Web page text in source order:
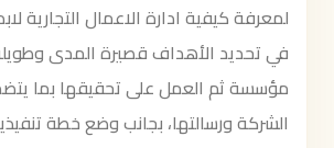
لمعرفة كيفية ادارة الاعمال التجارية
في تحديد الأهداف قصيرة المدى
مؤسسة ثم العمل على تحقيقها بما
الشركة ورسالتها، بجانب وضع خطة